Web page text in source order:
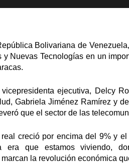
Bolivariana de
y Nuevas Tecnologías en un
ejecutiva, Delcy
Gabriela Jiménez Ramírez y
que el sector de las
creció por encima del 9% y
era que estamos viviendo,
la revolución económica